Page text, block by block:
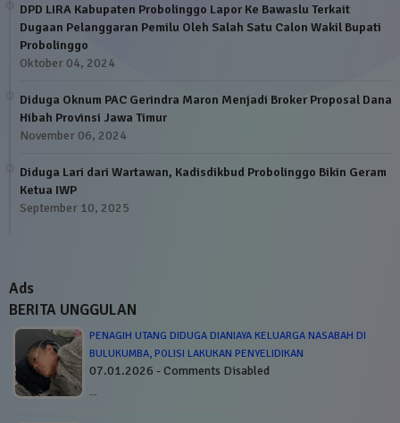
DPD LIRA Kabupaten Probolinggo Lapor Ke Bawaslu Terkait
Dugaan Pelanggaran Pemilu Oleh Salah Satu Calon Wakil Bupati
Probolinggo
Oktober 04, 2024
Diduga Oknum PAC Gerindra Maron Menjadi Broker Proposal Dana
Hibah Provinsi Jawa Timur
November 06, 2024
Diduga Lari dari Wartawan, Kadisdikbud Probolinggo Bikin Geram
Ketua IWP
September 10, 2025
Ads
BERITA UNGGULAN
PENAGIH UTANG DIDUGA DIANIAYA KELUARGA NASABAH DI
BULUKUMBA, POLISI LAKUKAN PENYELIDIKAN
07.01.2026 - Comments Disabled
…